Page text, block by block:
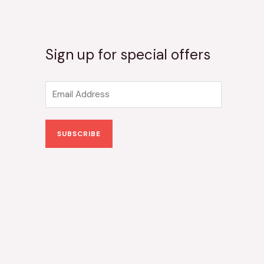
Sign up for special offers
m
a
SUBSCRIBE